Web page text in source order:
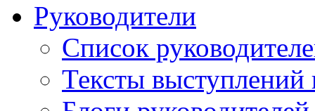
Руководители
Список
Тексты выступлений